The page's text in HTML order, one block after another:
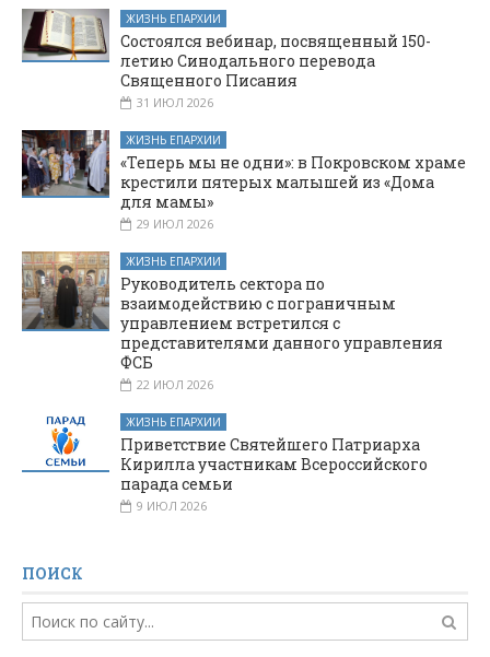
ЖИЗНЬ ЕПАРХИИ
Состоялся вебинар, посвященный 150-
летию Синодального перевода
Священного Писания
31 ИЮЛ 2026
ЖИЗНЬ ЕПАРХИИ
«Теперь мы не одни»: в Покровском храме
крестили пятерых малышей из «Дома
для мамы»
29 ИЮЛ 2026
ЖИЗНЬ ЕПАРХИИ
Руководитель сектора по
взаимодействию с пограничным
управлением встретился с
представителями данного управления
ФСБ
22 ИЮЛ 2026
ЖИЗНЬ ЕПАРХИИ
Приветствие Святейшего Патриарха
Кирилла участникам Всероссийского
парада семьи
9 ИЮЛ 2026
ПОИСК